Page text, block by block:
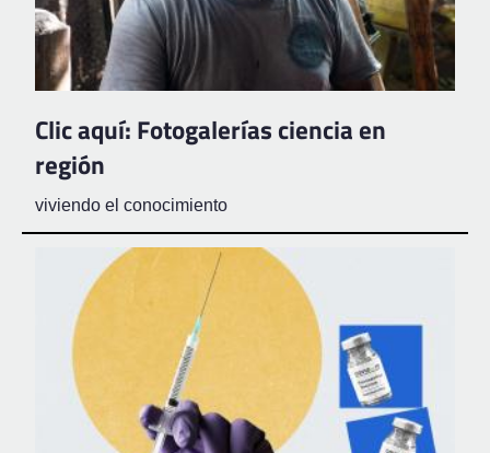
Clic aquí: Fotogalerías ciencia en
región
viviendo el conocimiento